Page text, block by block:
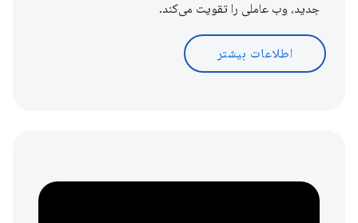
جدید، وب عاملی را تقویت می‌کند.
اطلاعات بیشتر